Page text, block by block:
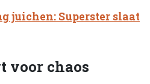
juichen: Superster slaat
voor chaos